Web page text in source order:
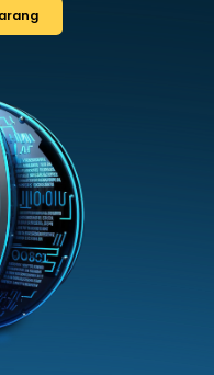
Serangan
Sekarang